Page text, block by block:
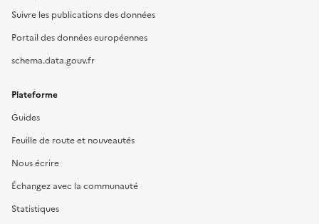
Suivre les publications des données
Portail des données européennes
schema.data.gouv.fr
Plateforme
Guides
Feuille de route et nouveautés
Nous écrire
Échangez avec la communauté
Statistiques